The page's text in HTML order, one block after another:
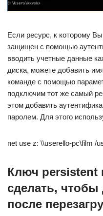
Если ресурс, к которому
защищен с помощью
вводить учетные данные
диска, можете добавить
команде с помощью
подключим тот же самый
этом добавить
паролем. Для этого
net use z: \\userello-pc\film /
Ключ persistent
сделать, чтобы
после